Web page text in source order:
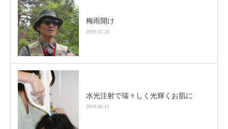
梅雨開け
2019.07.25
水光注射で瑞々しく光輝くお肌に
2019.06.11